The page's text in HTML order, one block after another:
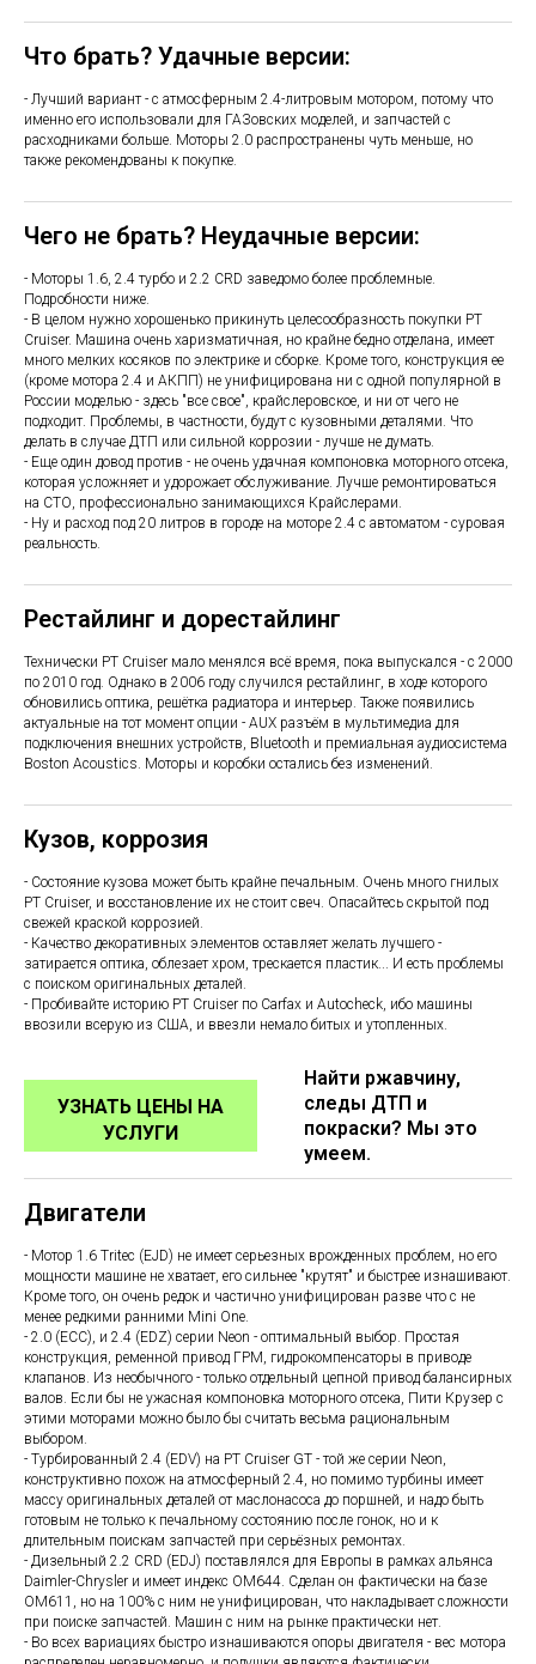
Что брать? Удачные версии:
- Лучший вариант - с атмосферным 2.4-литровым мотором, потому что
именно его использовали для ГАЗовских моделей, и запчастей с
расходниками больше. Моторы 2.0 распространены чуть меньше, но
также рекомендованы к покупке.
Чего не брать? Неудачные версии:
- Моторы 1.6, 2.4 турбо и 2.2 CRD заведомо более проблемные.
Подробности ниже.
- В целом нужно хорошенько прикинуть целесообразность покупки PT
Cruiser. Машина очень харизматичная, но крайне бедно отделана, имеет
много мелких косяков по электрике и сборке. Кроме того, конструкция ее
(кроме мотора 2.4 и АКПП) не унифицирована ни с одной популярной в
России моделью - здесь "все свое", крайслеровское, и ни от чего не
подходит. Проблемы, в частности, будут с кузовными деталями. Что
делать в случае ДТП или сильной коррозии - лучше не думать.
- Еще один довод против - не очень удачная компоновка моторного отсека,
которая усложняет и удорожает обслуживание. Лучше ремонтироваться
на СТО, профессионально занимающихся Крайслерами.
- Ну и расход под 20 литров в городе на моторе 2.4 с автоматом - суровая
реальность.
Рестайлинг и дорестайлинг
Технически PT Cruiser мало менялся всё время, пока выпускался - с 2000
по 2010 год. Однако в 2006 году случился рестайлинг, в ходе которого
обновились оптика, решётка радиатора и интерьер. Также появились
актуальные на тот момент опции - AUX разъём в мультимедиа для
подключения внешних устройств, Bluetooth и премиальная аудиосистема
Boston Acoustics. Моторы и коробки остались без изменений.
Кузов, коррозия
- Состояние кузова может быть крайне печальным. Очень много гнилых
PT Cruiser, и восстановление их не стоит свеч. Опасайтесь скрытой под
свежей краской коррозией.
- Качество декоративных элементов оставляет желать лучшего -
затирается оптика, облезает хром, трескается пластик... И есть проблемы
с поиском оригинальных деталей.
- Пробивайте историю PT Cruiser по Carfax и Autocheck, ибо машины
ввозили всерую из США, и ввезли немало битых и утопленных.
УЗНАТЬ ЦЕНЫ НА
УСЛУГИ
Найти ржавчину,
следы ДТП и
покраски? Мы это
умеем.
Двигатели
- Мотор 1.6 Tritec (EJD) не имеет серьезных врожденных проблем, но его
мощности машине не хватает, его сильнее "крутят" и быстрее изнашивают.
Кроме того, он очень редок и частично унифицирован разве что с не
менее редкими ранними Mini One.
- 2.0 (ECC), и 2.4 (EDZ) серии Neon - оптимальный выбор. Простая
конструкция, ременной привод ГРМ, гидрокомпенсаторы в приводе
клапанов. Из необычного - только отдельный цепной привод балансирных
валов. Если бы не ужасная компоновка моторного отсека, Пити Крузер с
этими моторами можно было бы считать весьма рациональным
выбором.
- Турбированный 2.4 (EDV) на PT Cruiser GT - той же серии Neon,
конструктивно похож на атмосферный 2.4, но помимо турбины имеет
массу оригинальных деталей от маслонасоса до поршней, и надо быть
готовым не только к печальному состоянию после гонок, но и к
длительным поискам запчастей при серьёзных ремонтах.
- Дизельный 2.2 CRD (EDJ) поставлялся для Европы в рамках альянса
Daimler-Chrysler и имеет индекс OM644. Сделан он фактически на базе
OM611, но на 100% с ним не унифицирован, что накладывает сложности
при поиске запчастей. Машин с ним на рынке практически нет.
- Во всех вариациях быстро изнашиваются опоры двигателя - вес мотора